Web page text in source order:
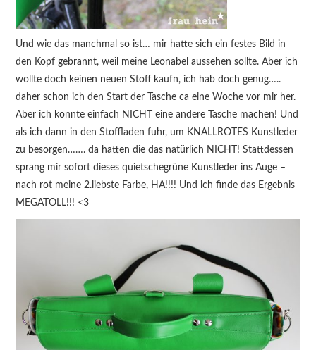
Und wie das manchmal so ist… mir hatte sich ein festes Bild in
den Kopf gebrannt, weil meine Leonabel aussehen sollte. Aber ich
wollte doch keinen neuen Stoff kaufn, ich hab doch genug…..
daher schon ich den Start der Tasche ca eine Woche vor mir her.
Aber ich konnte einfach NICHT eine andere Tasche machen! Und
als ich dann in den Stoffladen fuhr, um KNALLROTES Kunstleder
zu besorgen……. da hatten die das natürlich NICHT! Stattdessen
sprang mir sofort dieses quietschegrüne Kunstleder ins Auge –
nach rot meine 2.liebste Farbe, HA!!!! Und ich finde das Ergebnis
MEGATOLL!!! <3